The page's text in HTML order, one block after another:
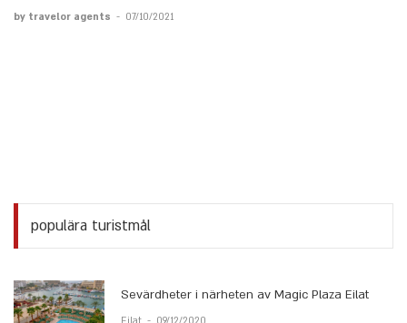
by travelor agents - 07/10/2021
populära turistmål
Sevärdheter i närheten av Magic Plaza Eilat